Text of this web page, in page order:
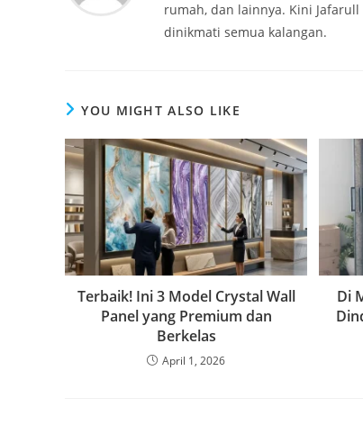
rumah, dan lainnya. Kini
dinikmati semua kalangan.
YOU MIGHT ALSO LIKE
Terbaik! Ini 3 Model Crystal Wall
Panel yang Premium dan
Berkelas
April 1, 2026
Di